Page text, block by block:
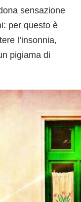
sensazione
per questo è
l’insonnia,
pigiama di